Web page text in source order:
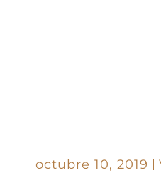
octubre 10, 2019